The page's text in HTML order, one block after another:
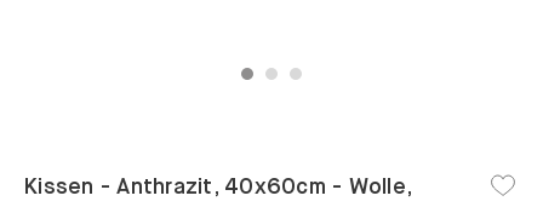
1 2 3
Kissen - Anthrazit, 40x60cm - Wolle,